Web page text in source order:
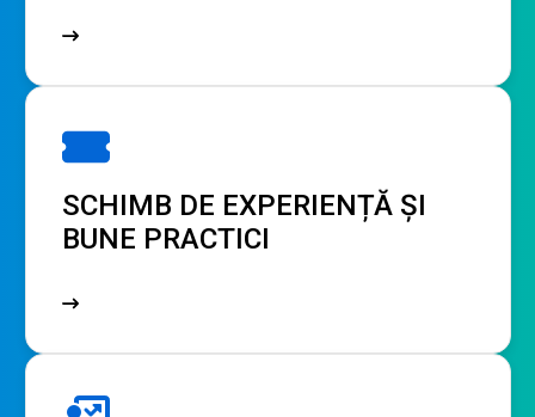
SCHIMB DE EXPERIENȚĂ ȘI
BUNE PRACTICI